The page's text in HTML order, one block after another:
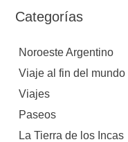
Categorías
Noroeste Argentino
Viaje al fin del mundo
Viajes
Paseos
La Tierra de los Incas